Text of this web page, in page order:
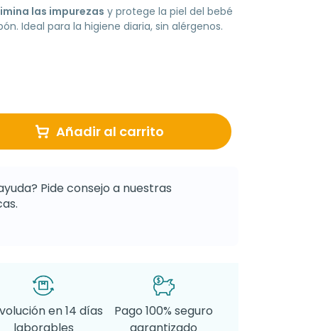
las impurezas y protege la piel del bebé
Ideal para la higiene diaria, sin alérgenos.
Añadir al carrito
Pide consejo a nuestras
en 14 días
Pago 100% seguro